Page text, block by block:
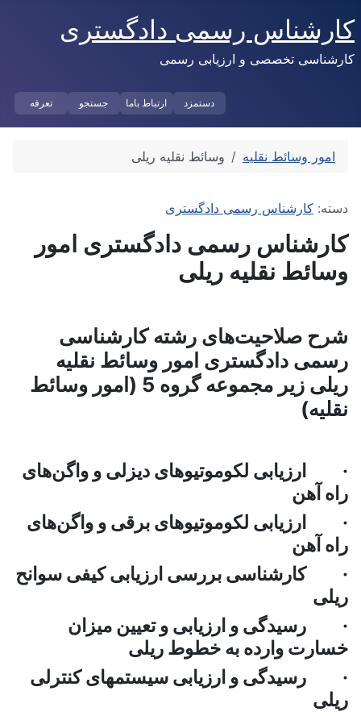
کارشناس رسمی دادگستری
کارشناسی تخصصی و ارزیابی رسمی
دستمزد ارتباط باما جستجو تعرفه
امور وسائط نقلیه وسائط نقلیه ریلی
توضیحات
دسته: کارشناس رسمی دادگستری
کارشناس رسمی دادگستری امور
وسائط نقلیه ریلی
شرح صلاحیت‌های رشته کارشناسی
رسمی دادگستری امور وسائط نقلیه
ریلی زیر مجموعه گروه 5 (امور وسائط
نقلیه)
· ارزیابی لکوموتیوهای دیزلی و واگن‌های
راه آهن
· ارزیابی لکوموتیوهای برقی و واگن‌های
راه آهن
· کارشناسی بررسی ارزیابی کیفی سوانح
ریلی
· رسیدگی و ارزیابی و تعیین میزان
خسارت وارده به خطوط ریلی
· رسیدگی و ارزیابی سیستمهای کنترلی
ریلی